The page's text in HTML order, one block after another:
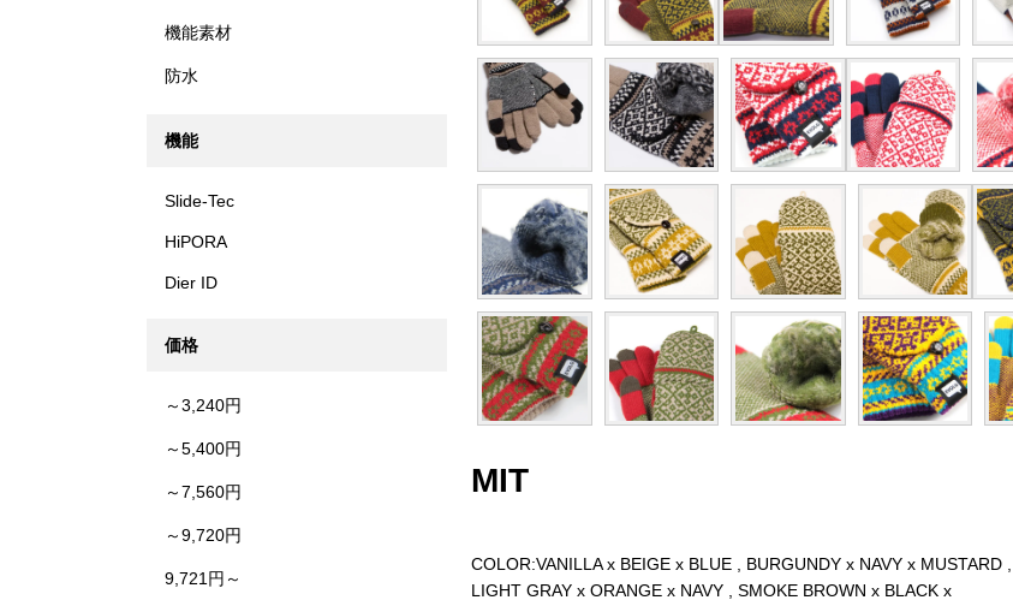
MIT
COLOR:VANILLA x BEIGE x BLUE , BURGUNDY x NAVY x MUSTARD ,
LIGHT GRAY x ORANGE x NAVY , SMOKE BROWN x BLACK x
機能素材
防水
機能
Slide-Tec
HiPORA
Dier ID
価格
～3,240円
～5,400円
～7,560円
～9,720円
9,721円～